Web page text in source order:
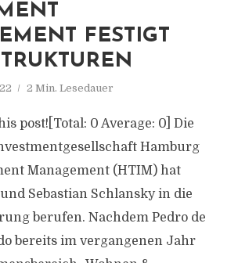
FESTIGT
2 Min. Lesedauer
post![Total: 0 Average: 0] Die
Hamburg
Management (HTIM) hat
Sebastian Schlansky in die
berufen. Nachdem Pedro de
bereits im vergangenen Jahr